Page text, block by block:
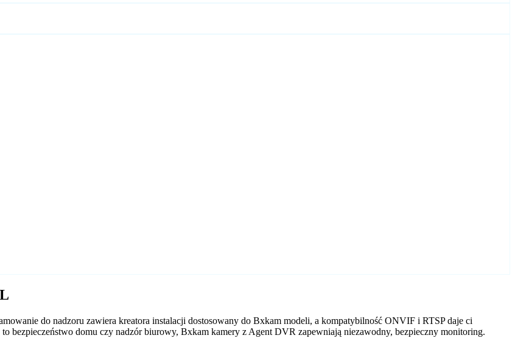
do nadzoru zawiera kreatora instalacji dostosowany do Bxkam modeli, a kompatybilność ONVIF i RTSP daje ci
bezpieczeństwo domu czy nadzór biurowy, Bxkam kamery z Agent DVR zapewniają niezawodny, bezpieczny monitoring.